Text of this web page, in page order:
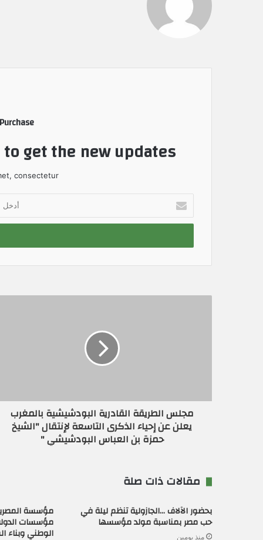
get the new updates!
consectetur.
خ
ب
ك
نمجلس الطريقة القادرية البودشيشية بالمغرب
يعلن عن إحياء الذكرى التاسعة لإنتقال "الشيخ
حمزة بن العباس البودشيشي "
مقالات ذات صلة
بحضور الآلاف …الجازولية تنظم ليلة في
حب مصر بمناسبة مولد مؤسسها
منذ يومين
مؤسسة
مؤسسات
الوطني وبناء